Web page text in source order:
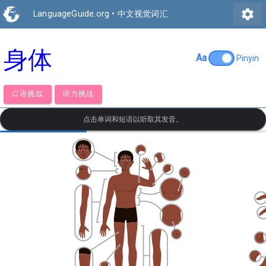
LanguageGuide.org • 中文视觉词汇 settings
身体 Aa Pinyin
口语挑战 听力挑战
点击单词和短语以听取其发音。